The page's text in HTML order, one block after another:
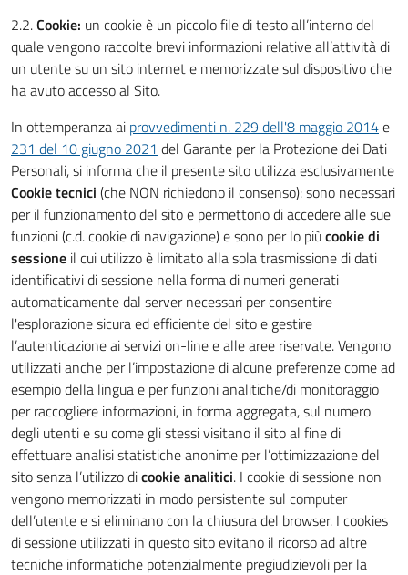
2.2.Cookie: un cookie è un piccolo file di testo all’interno del
quale vengono raccolte brevi informazioni relative all’attività di
un utente su un sito internet e memorizzate sul dispositivo che
ha avuto accesso al Sito.
In ottemperanza ai provvedimenti n. 229 dell'8 maggio 2014e
231 del 10 giugno 2021 del Garante per la Protezione dei Dati
Personali, si informa che il presente sito utilizza esclusivamente
Cookie tecnici (che NON richiedono il consenso): sono necessari
per il funzionamento del sito e permettono di accedere alle sue
funzioni (c.d. cookie di navigazione) e sono per lo piùcookie di
sessione il cui utilizzo è limitato alla sola trasmissione di dati
identificativi di sessione nella forma di numeri generati
automaticamente dal server necessari per consentire
l'esplorazione sicura ed efficiente del sito e gestire
l’autenticazione ai servizi on-line e alle aree riservate. Vengono
utilizzati anche per l’impostazione di alcune preferenze come ad
esempio della lingua e per funzioni analitiche/di monitoraggio
per raccogliere informazioni, in forma aggregata, sul numero
degli utenti e su come gli stessi visitano il sito al fine di
effettuare analisi statistiche anonime per l’ottimizzazione del
sito senza l’utilizzo dicookie analitici. I cookie di sessione non
vengono memorizzati in modo persistente sul computer
dell’utente e si eliminano con la chiusura del browser. I cookies
di sessione utilizzati in questo sito evitano il ricorso ad altre
tecniche informatiche potenzialmente pregiudizievoli per la